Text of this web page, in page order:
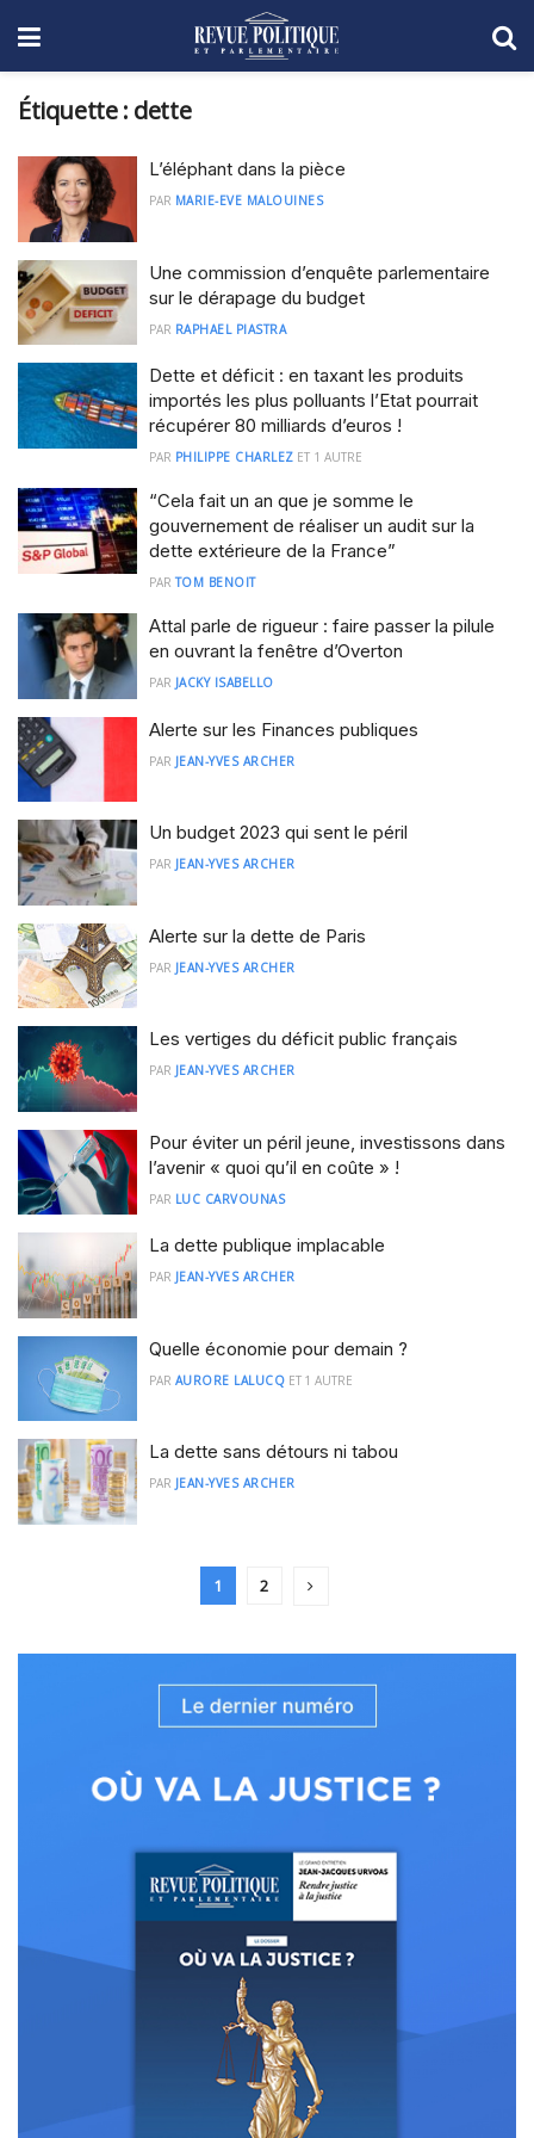
Étiquette : dette
L’éléphant dans la pièce
PAR MARIE-EVE MALOUINES
Une commission d’enquête parlementaire
sur le dérapage du budget
PAR RAPHAEL PIASTRA
Dette et déficit : en taxant les produits
importés les plus polluants l’Etat pourrait
récupérer 80 milliards d’euros !
PAR PHILIPPE CHARLEZ ET 1 AUTRE
“Cela fait un an que je somme le
gouvernement de réaliser un audit sur la
dette extérieure de la France”
PAR TOM BENOIT
Attal parle de rigueur : faire passer la pilule
en ouvrant la fenêtre d’Overton
PAR JACKY ISABELLO
Alerte sur les Finances publiques
PAR JEAN-YVES ARCHER
Un budget 2023 qui sent le péril
PAR JEAN-YVES ARCHER
Alerte sur la dette de Paris
PAR JEAN-YVES ARCHER
Les vertiges du déficit public français
PAR JEAN-YVES ARCHER
Pour éviter un péril jeune, investissons dans
l’avenir « quoi qu’il en coûte » !
PAR LUC CARVOUNAS
La dette publique implacable
PAR JEAN-YVES ARCHER
Quelle économie pour demain ?
PAR AURORE LALUCQ ET 1 AUTRE
La dette sans détours ni tabou
PAR JEAN-YVES ARCHER
1 2